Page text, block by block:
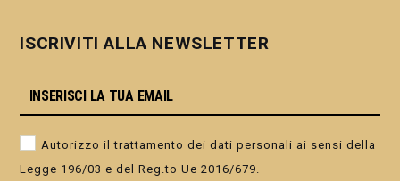
ISCRIVITI ALLA NEWSLETTER
Autorizzo il trattamento dei dati personali ai sensi della
Legge 196/03 e del Reg.to Ue 2016/679.